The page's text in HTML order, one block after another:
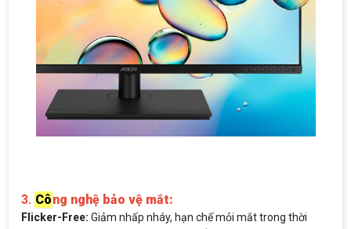
3. Công nghệ bảo vệ mắt:
Flicker-Free: Giảm nhấp nháy, hạn chế mỏi mắt trong thời